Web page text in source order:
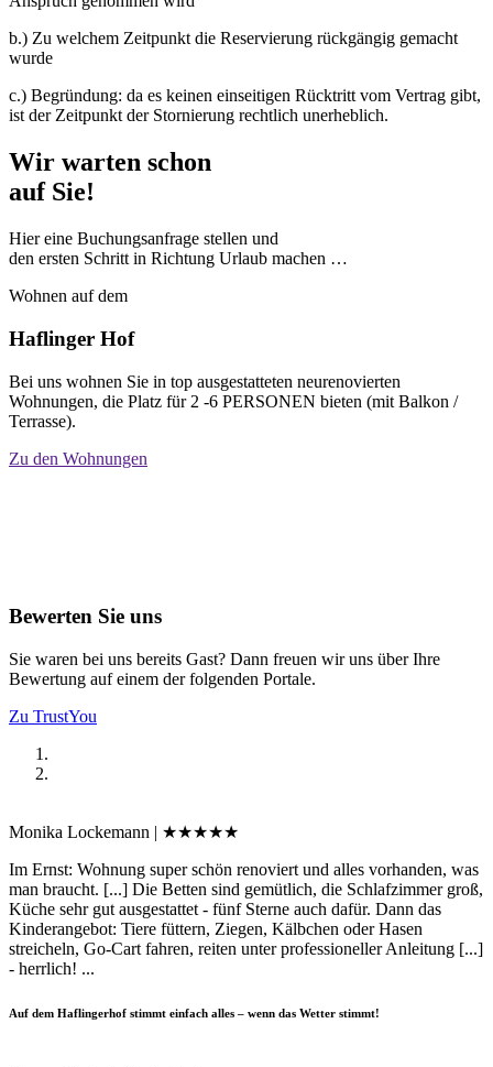
b.) Zu welchem Zeitpunkt die Reservierung rückgängig gemacht
wurde
c.) Begründung: da es keinen einseitigen Rücktritt vom Vertrag gibt,
ist der Zeitpunkt der Stornierung rechtlich unerheblich.
Wir warten schon
auf Sie!
Hier eine Buchungsanfrage stellen und
den ersten Schritt in Richtung Urlaub machen …
Wohnen auf dem
Haflinger Hof
Bei uns wohnen Sie in top ausgestatteten neurenovierten
Wohnungen, die Platz für 2 -6 PERSONEN bieten (mit Balkon /
Terrasse).
Zu den Wohnungen
Bewerten Sie uns
Sie waren bei uns bereits Gast? Dann freuen wir uns über Ihre
Bewertung auf einem der folgenden Portale.
Zu TrustYou
Monika Lockemann | ★★★★★
Im Ernst: Wohnung super schön renoviert und alles vorhanden, was
man braucht. [...] Die Betten sind gemütlich, die Schlafzimmer groß,
Küche sehr gut ausgestattet - fünf Sterne auch dafür. Dann das
Kinderangebot: Tiere füttern, Ziegen, Kälbchen oder Hasen
streicheln, Go-Cart fahren, reiten unter professioneller Anleitung [...]
- herrlich! ...
Auf dem Haflingerhof stimmt einfach alles – wenn das Wetter stimmt!